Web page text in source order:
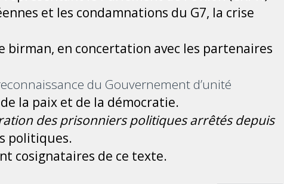
et les condamnations du G7, la crise
en concertation avec les partenaires
du Gouvernement d’unité
la paix et de la démocratie.
des prisonniers politiques arrêtés depuis
politiques.
cosignataires de ce texte.